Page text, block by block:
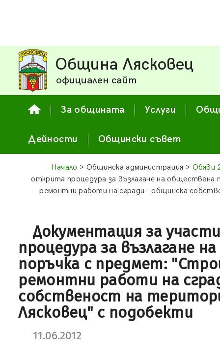
Община Лясковец
официален сайт
За общината Услуги
Дейности Общински съвет
Начало > Общинска администрация > Обяви
открита процедура за възлагане на
ремонтни работи на сгради - общинска
Документация за
процедура за възлагане
поръчка с предмет:
ремонтни работи на
собственост на
Лясковец" с подобекти
11.06.2012